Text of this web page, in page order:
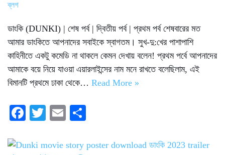
ব্লগ
ডাংকি (DUNKI) | শেষ পর্ব | দ্বিতীয় পর্ব | প্রথম পর্ব শেষবারের মত
আমার ডাংকিতে আপনাদের সবাইকে স্বাগতম। সুখ-দু:খের পাশাপাশি
কাহিনীতে একটু কমেডি না থাকলে কেমন দেখায় বলেন! প্রথম পর্বে আপনাদের
আমাকে বয়ে নিয়ে যাওয়া এয়ারলাইন্সের নাম মনে রাখতে বলেছিলাম, এই
বিমানটি প্রথমে ঢাকা থেকে… Read More »
Fa
bo
T
tte
E
ail re